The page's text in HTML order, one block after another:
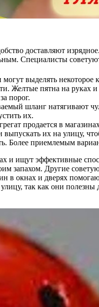
доставляют
Специалисты
выделять
Желтые пятна на руках
порог.
шланг натягивают
их.
продается в
выпускать их на улицу,
приемлемым
ищут эффективные
запахом. Другие
в окнах и дверях
так как они